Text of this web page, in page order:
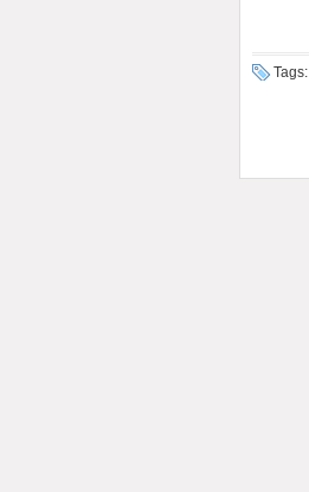
Tags: